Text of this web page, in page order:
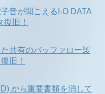
音が聞こえるI-O DATA
旧！
共有のバッファロー製
旧！
から重要書類を消して